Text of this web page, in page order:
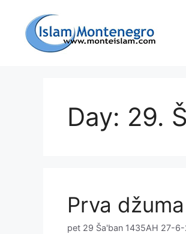
sadržaj
Day: 29.
Prva
pet 29 Ša'ban 1435AH 27-